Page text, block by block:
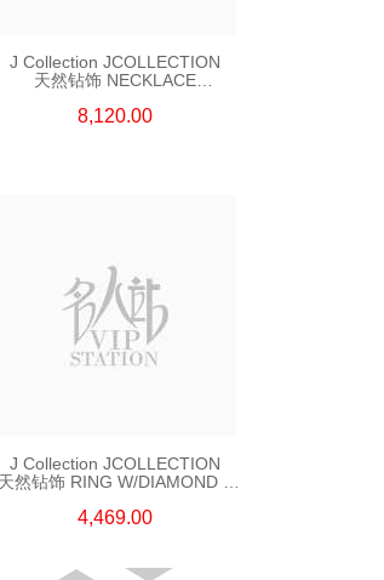
J Collection JCOLLECTION
天然钻饰 NECKLACE
CT58 RDDI 0.66 CT4 TPDITAPA
8,120.00
J Collection JCOLLECTION
天然钻饰 RING W/DIAMOND 5
CT18KR 2.62 GM (EUR 55)
4,469.00